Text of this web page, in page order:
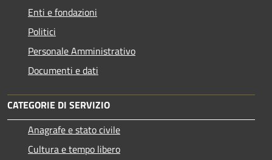
Enti e fondazioni
Politici
Personale Amministrativo
Documenti e dati
CATEGORIE DI SERVIZIO
Anagrafe e stato civile
Cultura e tempo libero